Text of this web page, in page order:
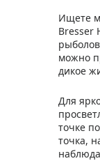
Ищете
Bresser
можно
дикое
Для
точке
точка,